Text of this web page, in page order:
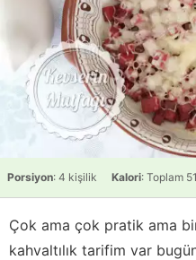
Porsiyon: 4 kişilik Kalori: Toplam
Çok ama çok pratik ama
kahvaltılık tarifim var